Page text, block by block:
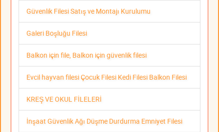
Güvenlik Filesi Satış ve Montajı Kurulumu
Galeri Boşluğu Filesi
Balkon için file, Balkon için güvenlik filesi
Evcil hayvan filesi Çocuk Filesi Kedi Filesi Balkon Filesi
KREŞ VE OKUL FİLELERİ
İnşaat Güvenlik Ağı Düşme Durdurma Emniyet Filesi